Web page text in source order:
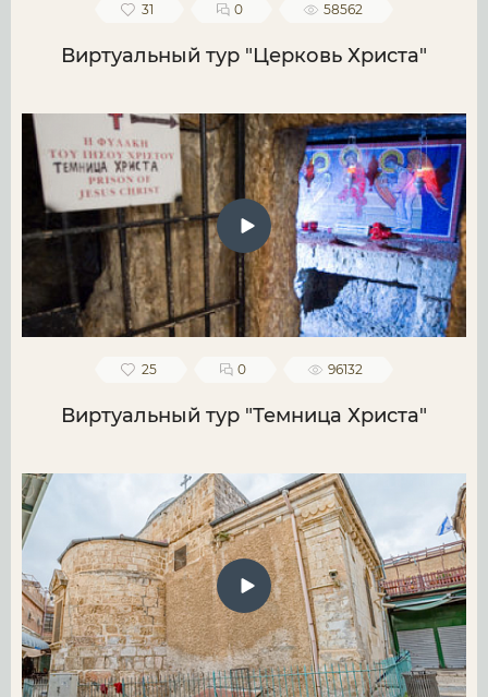
31 0 58562
Виртуальный тур "Церковь Христа"
25 0 96132
Виртуальный тур "Темница Христа"